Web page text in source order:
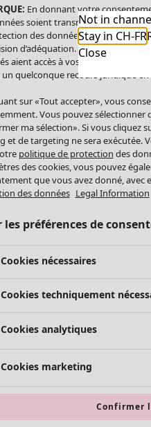
Not in
Stay in CH-FR
Close
En donnant votre
soient transmises aux États-
des données comparable à
d’adéquation. Par
aient accès à vos données à
quelconque recours juridique en
sur «Tout accepter», vous
Vous pouvez
ma sélection». Si vous cliquez
et de targeting ne sera exécutée.
politique de protection des
des cookies, vous pouvez
que vous avez donné, avec
des données Legal Information
les préférences de
Cookies nécessaires
Cookies techniquement
Cookies analytiques
Cookies marketing
Confirmer